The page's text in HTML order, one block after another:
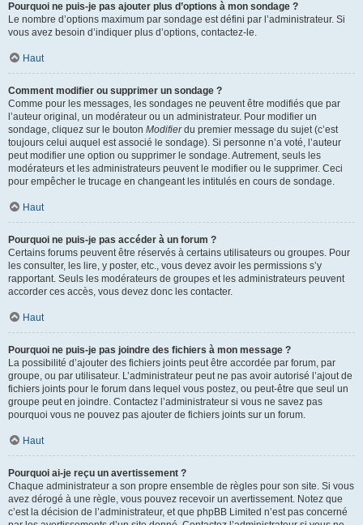
Pourquoi ne puis-je pas ajouter plus d’options à mon sondage ?
Le nombre d’options maximum par sondage est défini par l’administrateur. Si
vous avez besoin d’indiquer plus d’options, contactez-le.
Haut
Comment modifier ou supprimer un sondage ?
Comme pour les messages, les sondages ne peuvent être modifiés que par
l’auteur original, un modérateur ou un administrateur. Pour modifier un
sondage, cliquez sur le bouton Modifierdu premier message du sujet (c’est
toujours celui auquel est associé le sondage). Si personne n’a voté, l’auteur
peut modifier une option ou supprimer le sondage. Autrement, seuls les
modérateurs et les administrateurs peuvent le modifier ou le supprimer. Ceci
pour empêcher le trucage en changeant les intitulés en cours de sondage.
Haut
Pourquoi ne puis-je pas accéder à un forum ?
Certains forums peuvent être réservés à certains utilisateurs ou groupes. Pour
les consulter, les lire, y poster, etc., vous devez avoir les permissions s’y
rapportant. Seuls les modérateurs de groupes et les administrateurs peuvent
accorder ces accès, vous devez donc les contacter.
Haut
Pourquoi ne puis-je pas joindre des fichiers à mon message ?
La possibilité d’ajouter des fichiers joints peut être accordée par forum, par
groupe, ou par utilisateur. L’administrateur peut ne pas avoir autorisé l’ajout de
fichiers joints pour le forum dans lequel vous postez, ou peut-être que seul un
groupe peut en joindre. Contactez l’administrateur si vous ne savez pas
pourquoi vous ne pouvez pas ajouter de fichiers joints sur un forum.
Haut
Pourquoi ai-je reçu un avertissement ?
Chaque administrateur a son propre ensemble de règles pour son site. Si vous
avez dérogé à une règle, vous pouvez recevoir un avertissement. Notez que
c’est la décision de l’administrateur, et que phpBB Limited n’est pas concerné